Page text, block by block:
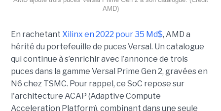
AMD)
En rachetant Xilinx en 2022 pour 35 Md$, AMD a
hérité du portefeuille de puces Versal. Un catalogue
qui continue à s’enrichir avec l’annonce de trois
puces dans la gamme Versal Prime Gen 2, gravées en
N6 chez TSMC. Pour rappel, ce SoC repose sur
l'architecture ACAP (Adaptive Compute
Acceleration Platform), combinant dans une seule